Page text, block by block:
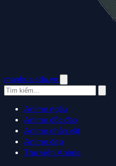
manhua.edu.vn
Anime ngầu
Anime độc đáo
Anime nhân vật
Anime đẹp
Thư viện Anime